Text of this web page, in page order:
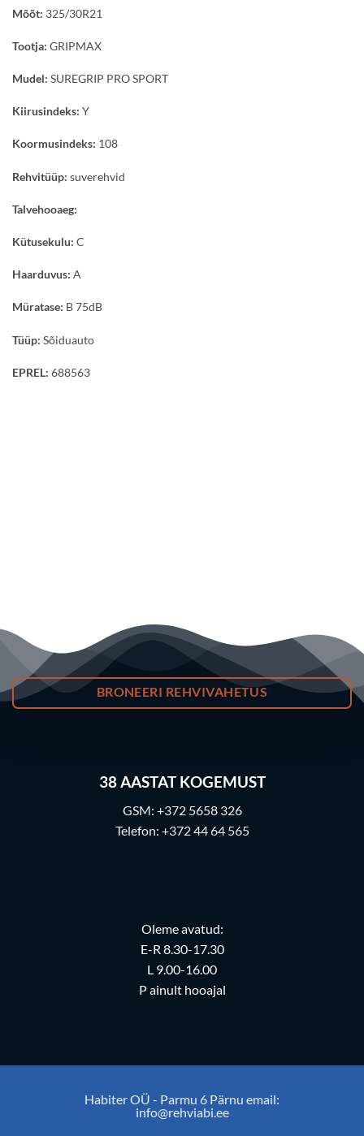
Mõõt: 325/30R21
Tootja: GRIPMAX
Mudel: SUREGRIP PRO SPORT
Kiirusindeks: Y
Koormusindeks: 108
Rehvitüüp: suverehvid
Talvehooaeg:
Kütusekulu: C
Haarduvus: A
Müratase: B 75dB
Tüüp: Sõiduauto
EPREL: 688563
BRONEERI REHVIVAHETUS
38AASTAT KOGEMUST
GSM: +372 5658 326
Telefon: +372 44 64 565
Oleme avatud:
E-R 8.30-17.30
L 9.00-16.00
P ainult hooajal
Habiter OÜ - Parmu 6 Pärnu email:
info@rehviabi.ee